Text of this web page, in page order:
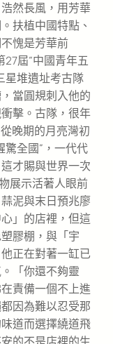
然長風，用芳華
扶植中國特點、
愧是芳華前
屆“中國青年五
星堆遺址考古隊
當圓規刺入他的
擊。古隊，很年
晚期的月亮灣初
驚全國”，一代代
才賜與世界一次
展示活著人眼前
泥與末日預兆廖
」的店裡，但這
膠棚，與「宇
正在對著一缸已
「你還不夠靈
責備一個不上進
因為難以忍受那
道而選擇繞道飛